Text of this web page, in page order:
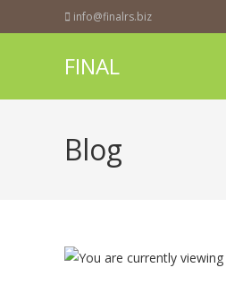
info@finalrs.biz
FINAL
Blog